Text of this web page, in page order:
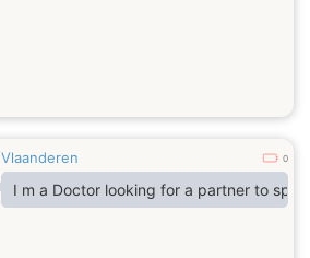
Vlaanderen 0
I m a Doctor looking for a partner to